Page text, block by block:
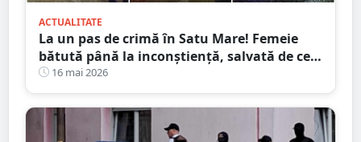
ACTUALITATE
La un pas de crimă în Satu Mare! Femeie
bătută până la inconștiență, salvată de cei
4 copilași
16 mai 2026